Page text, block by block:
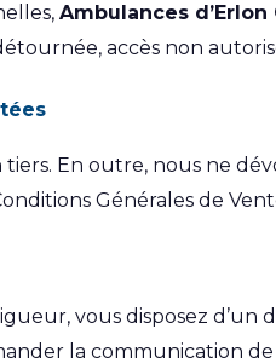
Ambulances d’Erlon
accès non
En outre, nous ne
Générales de
vous disposez d’un
la communication